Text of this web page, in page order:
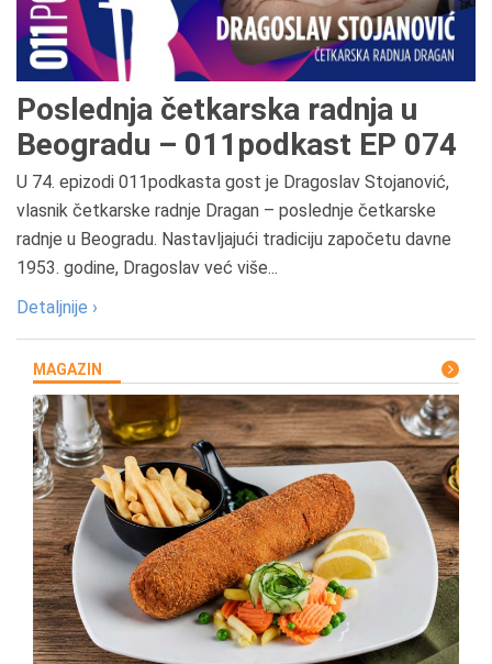
Poslednja četkarska radnja u
Beogradu – 011podkast EP 074
U 74. epizodi 011podkasta gost je Dragoslav Stojanović,
vlasnik četkarske radnje Dragan – poslednje četkarske
radnje u Beogradu. Nastavljajući tradiciju započetu davne
1953. godine, Dragoslav već više...
Detaljnije ›
MAGAZIN